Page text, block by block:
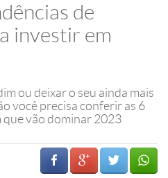
de
investir em
ou deixar o seu ainda mais
você precisa conferir as 6
vão dominar 2023